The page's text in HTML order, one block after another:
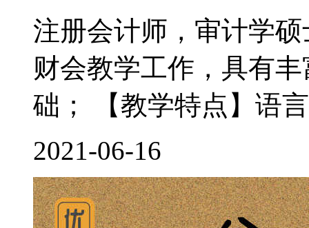
注册会计师，审计学
财会教学工作，具有
础； 【教学特点】语
2021-06-16